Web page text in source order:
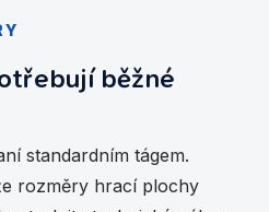
běžné
standardním tágem.
rozměry hrací plochy